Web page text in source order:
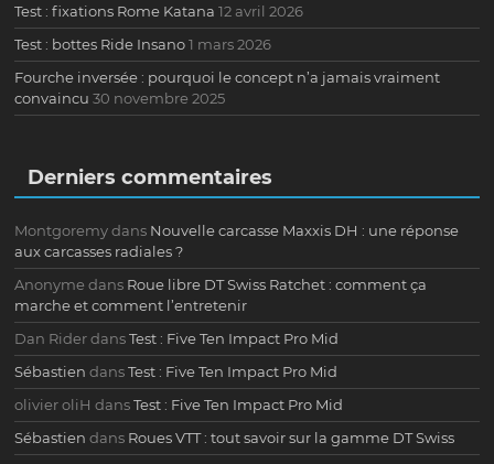
Test : fixations Rome Katana 12 avril 2026
Test : bottes Ride Insano 1 mars 2026
Fourche inversée : pourquoi le concept n’a jamais vraiment
convaincu 30 novembre 2025
Derniers commentaires
Montgoremydans Nouvelle carcasse Maxxis DH : une réponse
aux carcasses radiales ?
Anonyme dans Roue libre DT Swiss Ratchet : comment ça
marche et comment l’entretenir
Dan RiderdansTest : Five Ten Impact Pro Mid
Sébastien dansTest : Five Ten Impact Pro Mid
olivier oliH dansTest : Five Ten Impact Pro Mid
Sébastien dans Roues VTT : tout savoir sur la gamme DT Swiss